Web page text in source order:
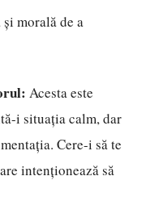
morală de a
Acesta este
i situația calm, dar
Cere-i să te
intenționează să